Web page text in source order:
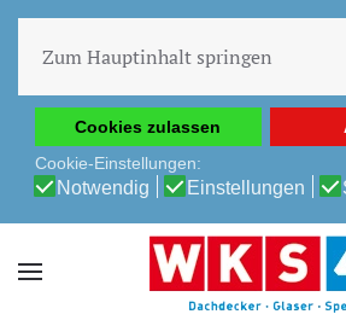
Erfahrung auf unserer Website zu
Cookie-Richtlinie
Datenschutz-
Cookies zulassen
Cookie-Einstellungen:
Notwendig Einstellungen
Zum Hauptinhalt springen